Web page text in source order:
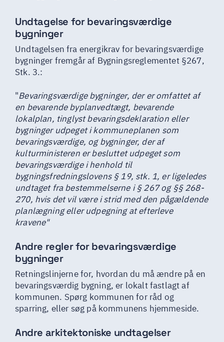
Undtagelse for bevaringsværdige
bygninger
Undtagelsen fra energikrav for bevaringsværdige
bygninger fremgår af Bygningsreglementet §267,
Stk. 3.:
"Bevaringsværdige bygninger, der er omfattet af
en bevarende byplanvedtægt, bevarende
lokalplan, tinglyst bevaringsdeklaration eller
bygninger udpeget i kommuneplanen som
bevaringsværdige, og bygninger, der af
kulturministeren er besluttet udpeget som
bevaringsværdige i henhold til
bygningsfredningslovens § 19, stk. 1, er ligeledes
undtaget fra bestemmelserne i § 267 og §§ 268-
270, hvis det vil være i strid med den pågældende
planlægning eller udpegning at efterleve
kravene"
Andre regler for bevaringsværdige
bygninger
Retningslinjerne for, hvordan du må ændre på en
bevaringsværdig bygning, er lokalt fastlagt af
kommunen. Spørg kommunen for råd og
sparring, eller søg på kommunens hjemmeside.
Andre arkitektoniske undtagelser